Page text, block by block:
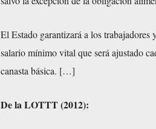
El Estado garantizará a los
salario mínimo vital que será ajustado
canasta básica. […]
De la LOTTT (2012):